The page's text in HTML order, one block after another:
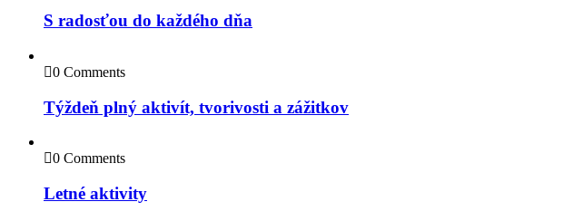
S radosťou do každého dňa
0 Comments
Týždeň plný aktivít, tvorivosti a zážitkov
0 Comments
Letné aktivity